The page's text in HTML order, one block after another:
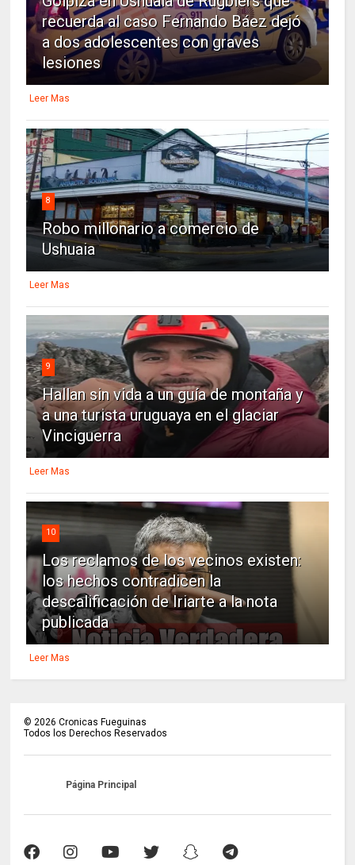
recuerda al caso Fernando Báez dejó
a dos adolescentes con graves
lesiones
Leer Mas
8
Robo millonario a comercio de
Ushuaia
Leer Mas
9
Hallan sin vida a un guía de montaña y
a una turista uruguaya en el glaciar
Vinciguerra
Leer Mas
10
Los reclamos de los vecinos existen:
los hechos contradicen la
descalificación de Iriarte a la nota
publicada
Leer Mas
© 2026 Cronicas Fueguinas
Todos los Derechos Reservados
Página Principal